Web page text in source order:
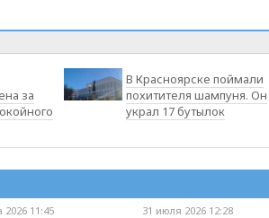
за
В Красноярске поймали
похитителя шампуня. Он
украл 17 бутылок
2026 11:45 31 июля 2026 12:28